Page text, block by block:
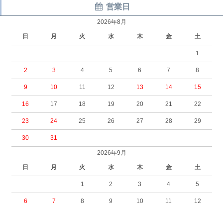
営業日
2026年8月
日 月 火 水 木 金 土
1
2 3 4 5 6 7 8
9 10 11 12 13 14 15
16 17 18 19 20 21 22
23 24 25 26 27 28 29
30 31
2026年9月
日 月 火 水 木 金 土
1 2 3 4 5
6 7 8 9 10 11 12